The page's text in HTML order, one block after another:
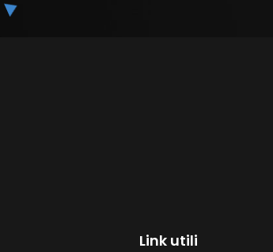
Link utili